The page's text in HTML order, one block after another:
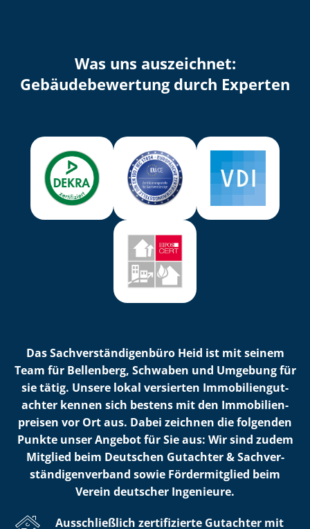
Was uns auszeichnet:
Ge­bäu­de­be­wer­tung durch Experten
Das Sach­ver­stän­di­gen­bü­ro Heid ist mit seinem
Team für Bellenberg, Schwaben und Umgebung für
sie tätig. Unsere lokal versierten Im­mo­bi­li­en­gut­
ach­ter kennen sich bestens mit den Im­mo­bi­li­en­
prei­sen vor Ort aus. Dabei zeichnen die folgenden
Punkte unser Angebot für Sie aus: Wir sind zudem
Mitglied beim Deutschen Gutachter & Sach­ver­
stän­di­gen­ver­band sowie Fördermitglied beim
Verein deutscher Ingenieure.
Ausschließlich zertifizierte Gutachter mit